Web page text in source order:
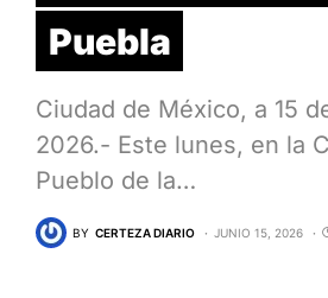
Puebla
Ciudad de México, a 15
2026.- Este lunes, en la
Pueblo de la…
BY CERTEZA DIARIO JUNIO 15, 2026